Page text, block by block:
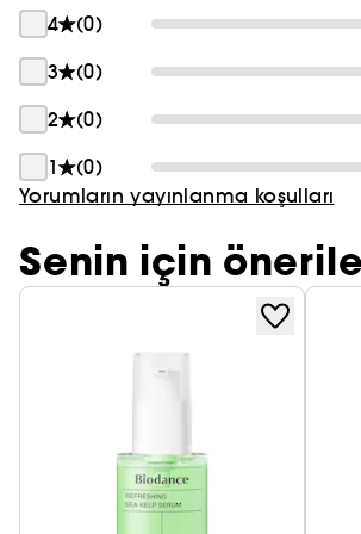
4
(0)
3
(0)
2
(0)
1
(0)
Yorumların yayınlanma koşulları
Senin için